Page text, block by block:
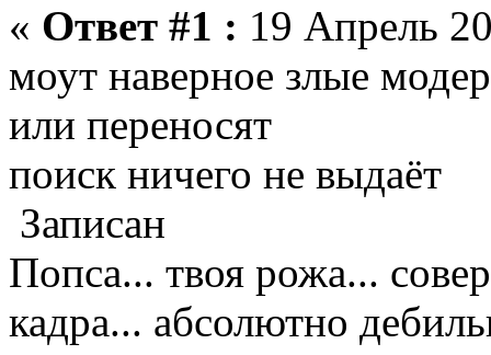
« Ответ #1 : 19 Апрель
моут наверное злые
или переносят
поиск ничего не выдаёт
Записан
Попса... твоя рожа...
кадра... абсолютно